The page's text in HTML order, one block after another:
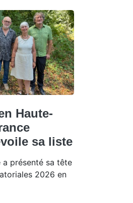
Haute-
sa liste
a présenté sa tête
2026 en